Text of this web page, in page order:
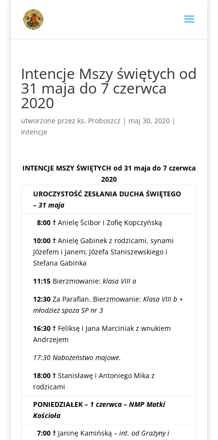
Intencje Mszy świętych od
31 maja do 7 czerwca
2020
utworzone przez ks. Proboszcz | maj 30, 2020|
Intencje
INTENCJE MSZY ŚWIĘTYCH od 31 maja do 7 czerwca
2020
UROCZYSTOŚĆ ZESŁANIA DUCHA ŚWIĘTEGO
– 31 maja
8:00 † Anielę Ścibor i Zofię Kopczyńską
10:00 † Anielę Gabinek z rodzicami, synami
Józefem i Janem; Józefa Staniszewskiego i
Stefana Gabinka
11:15Bierzmowanie: klasa VIII a
12:30Za Parafian. Bierzmowanie: Klasa VIII b +
młodzież spoza SP nr 3
16:30 † Feliksę i Jana Marciniak z wnukiem
Andrzejem
17:30 Nabożeństwo majowe.
18:00 † Stanisławę i Antoniego Mika z
rodzicami
PONIEDZIAŁEK – 1 czerwca – NMP Matki
Kościoła
7:00 † Janinę Kamińską – int. od Grażyny i